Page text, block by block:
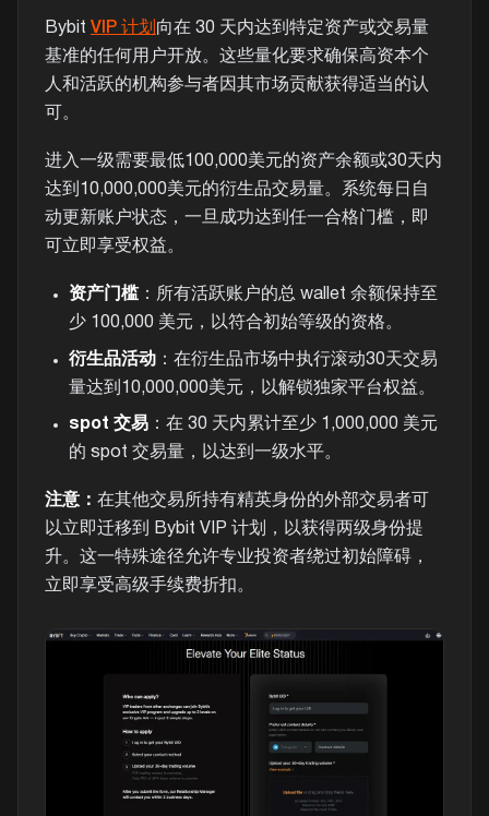
Bybit VIP 计划 向在 30 天内达到特定资产或交易量
基准的任何用户开放。这些量化要求确保高资本个
人和活跃的机构参与者因其市场贡献获得适当的认
可。
进入一级需要最低100,000美元的资产余额或30天内
达到10,000,000美元的衍生品交易量。系统每日自
动更新账户状态，一旦成功达到任一合格门槛，即
可立即享受权益。
资产门槛：所有活跃账户的总 wallet 余额保持至
少 100,000 美元，以符合初始等级的资格。
衍生品活动：在衍生品市场中执行滚动30天交易
量达到10,000,000美元，以解锁独家平台权益。
spot 交易：在 30 天内累计至少 1,000,000 美元
的 spot 交易量，以达到一级水平。
注意： 在其他交易所持有精英身份的外部交易者可
以立即迁移到 Bybit VIP 计划，以获得两级身份提
升。这一特殊途径允许专业投资者绕过初始障碍，
立即享受高级手续费折扣。